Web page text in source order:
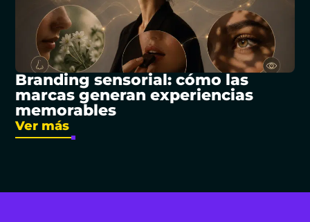
Branding sensorial: cómo las
marcas generan experiencias
memorables
Ver más